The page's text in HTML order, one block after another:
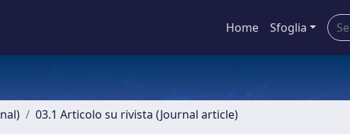
Home Sfoglia
03.1 Articolo su rivista (Journal article)